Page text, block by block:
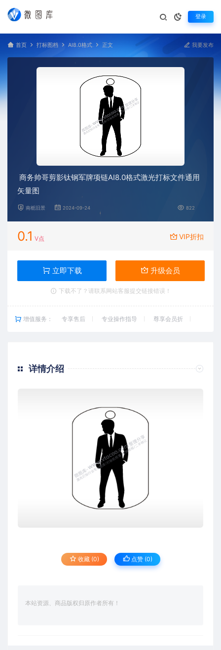
登录
首页 打标图档 AI8.0格式 正文 我要发布
商务帅哥剪影钛钢军牌项链AI8.0格式激光打标文件通用
矢量图
南栀旧景 2024-09-24 822
0.1 V点 VIP折扣
立即下载 升级会员
下载不了？请联系网站客服提交链接错误！
增值服务： 专享售后 专业操作指导 尊享会员折
详情介绍
收藏 (0) 点赞 (0)
本站资源、商品版权归原作者所有！